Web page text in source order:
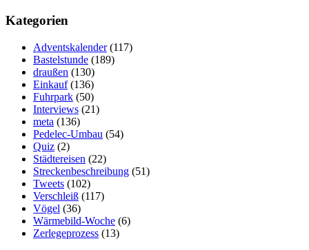
Kategorien
Adventskalender(117)
Bastelstunde (189)
draußen (130)
Einkauf(136)
Fuhrpark (50)
Interviews (21)
meta (136)
Pedelec-Umbau (54)
Quiz (2)
Städtereisen (22)
Streckenbeschreibung (51)
Tweets (102)
Verschleiß (117)
Vögel (36)
Wärmebild-Woche (6)
Zerlegeprozess (13)